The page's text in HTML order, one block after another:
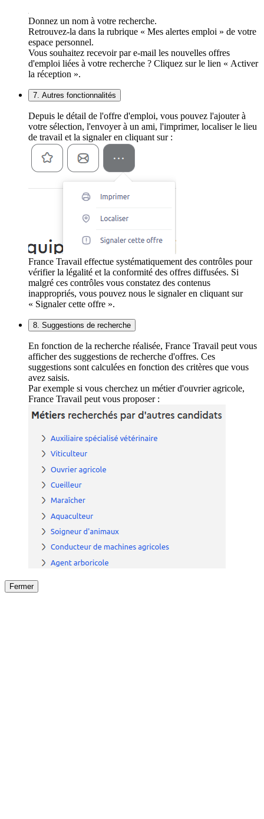
Donnez un nom à votre recherche.
Retrouvez-la dans la rubrique « Mes alertes emploi » de votre
espace personnel.
Vous souhaitez recevoir par e-mail les nouvelles offres
d'emploi liées à votre recherche ? Cliquez sur le lien « Activer
la réception ».
7. Autres fonctionnalités
Depuis le détail de l'offre d'emploi, vous pouvez l'ajouter à
votre sélection, l'envoyer à un ami, l'imprimer, localiser le lieu
de travail et la signaler en cliquant sur :
France Travail effectue systématiquement des contrôles pour
vérifier la légalité et la conformité des offres diffusées. Si
malgré ces contrôles vous constatez des contenus
inappropriés, vous pouvez nous le signaler en cliquant sur
« Signaler cette offre ».
8. Suggestions de recherche
En fonction de la recherche réalisée, France Travail peut vous
afficher des suggestions de recherche d'offres. Ces
suggestions sont calculées en fonction des critères que vous
avez saisis.
Par exemple si vous cherchez un métier d'ouvrier agricole,
France Travail peut vous proposer :
Fermer